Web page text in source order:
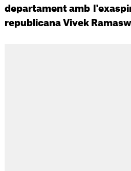
departament amb
republicana Vivek